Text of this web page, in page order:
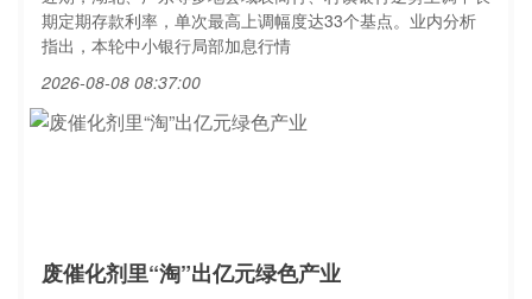
期定期存款利率，单次最高上调幅度达33个基点。业内分析
指出，本轮中小银行局部加息行情
2026-08-08 08:37:00
废催化剂里“淘”出亿元绿色产业